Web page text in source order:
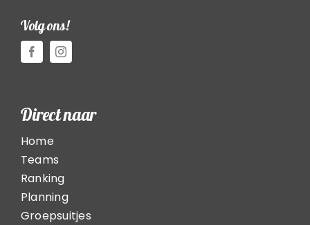
Volg ons!
Direct naar
Home
Teams
Ranking
Planning
Groepsuitjes